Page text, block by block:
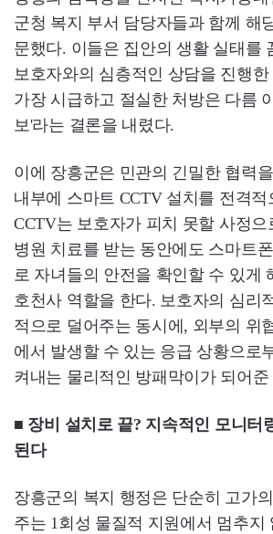
군청 복지 부서 담당자들과 함께 해
문했다. 이들은 집안의 생활 실태를
보호자와의 심층적인 상담을 진행한
가장 시급하고 절실한 처방은 다름
보'라는 결론을 내렸다.
이에 장흥군은 민관의 긴밀한 협력
내부에 스마트 CCTV 설치를 전격적
CCTV는 보호자가 피치 못할 사정
병원 치료를 받는 동안에도 스마트
로 자녀들의 안전을 확인할 수 있게
호천사 역할을 한다. 보호자의 심리
적으로 덜어주는 동시에, 외부의 위
에서 발생할 수 있는 응급 상황으로
켜내는 물리적인 방패막이가 되어준
■ 장비 설치로 끝? 지속적인 모니터
된다
장흥군의 복지 행정은 단순히 고가
주는 1회성 물질적 지원에서 멈추지